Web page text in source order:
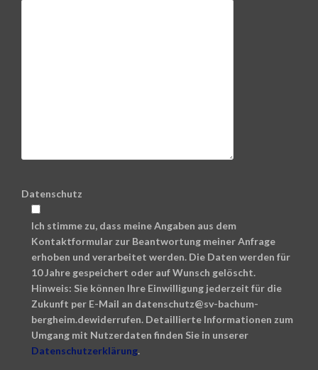
Datenschutz
Ich stimme zu, dass meine Angaben aus dem
Kontaktformular zur Beantwortung meiner Anfrage
erhoben und verarbeitet werden. Die Daten werden für
10 Jahre gespeichert oder auf Wunsch gelöscht.
Hinweis: Sie können Ihre Einwilligung jederzeit für die
Zukunft per E-Mail an datenschutz@sv-bachum-
bergheim.dewiderrufen. Detaillierte Informationen zum
Umgang mit Nutzerdaten finden Sie in unserer
Datenschutzerklärung.